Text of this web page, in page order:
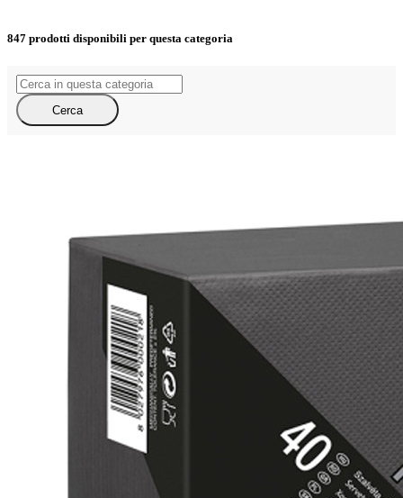
847 prodotti disponibili per questa categoria